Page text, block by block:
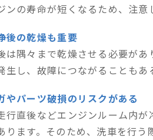
ンの寿命が短くなるため、注意
後の乾燥も重要
は隅々まで乾燥させる必要が
生し、故障につながることもあ
パーツ破損のリスクがある
行直後などエンジンルーム内
ります。そのため、洗車を行